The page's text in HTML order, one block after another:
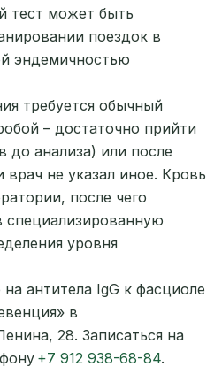
тест может быть
поездок в
эндемичностью
требуется обычный
– достаточно прийти
до анализа) или после
врач не указал иное. Кровь
после чего
специализированную
уровня
антитела IgG к фасциоле
в
28. Записаться на
+7 912 938-68-84.